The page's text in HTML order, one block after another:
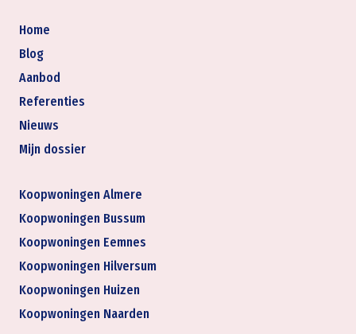
Home
Blog
Aanbod
Referenties
Nieuws
Mijn dossier
Koopwoningen Almere
Koopwoningen Bussum
Koopwoningen Eemnes
Koopwoningen Hilversum
Koopwoningen Huizen
Koopwoningen Naarden